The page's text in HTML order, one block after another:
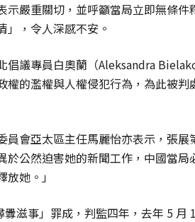
示嚴重關切，並呼籲當局立即無條件
」，令人深感不安。
倡議專員白奧蘭（Aleksandra
權的濫權與人權侵犯行為，為此被
員會亞太區主任馬麗怡亦表示，張
於公然迫害她的新聞工作，中國當
她。」
滋事」罪成，判監四年，去年 5 月